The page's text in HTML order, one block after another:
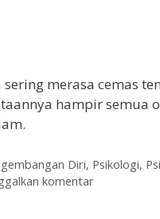
sering merasa cemas
hampir semua
Diri, Psikologi,
komentar